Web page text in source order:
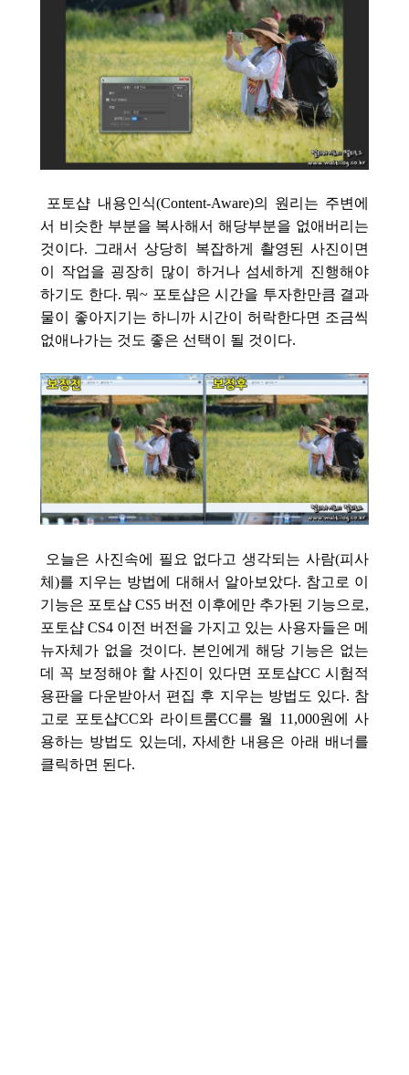
포토샵 내용인식(Content-Aware)의 원리는 주변에
서 비슷한 부분을 복사해서 해당부분을 없애버리는
것이다. 그래서 상당히 복잡하게 촬영된 사진이면
이 작업을 굉장히 많이 하거나 섬세하게 진행해야
하기도 한다. 뭐~ 포토샵은 시간을 투자한만큼 결과
물이 좋아지기는 하니까 시간이 허락한다면 조금씩
없애나가는 것도 좋은 선택이 될 것이다.
오늘은 사진속에 필요 없다고 생각되는 사람(피사
체)를 지우는 방법에 대해서 알아보았다. 참고로 이
기능은 포토샵 CS5 버전 이후에만 추가된 기능으로,
포토샵 CS4 이전 버전을 가지고 있는 사용자들은 메
뉴자체가 없을 것이다. 본인에게 해당 기능은 없는
데 꼭 보정해야 할 사진이 있다면 포토샵CC 시험적
용판을 다운받아서 편집 후 지우는 방법도 있다. 참
고로 포토샵CC와 라이트룸CC를 월 11,000원에 사
용하는 방법도 있는데, 자세한 내용은 아래 배너를
클릭하면 된다.